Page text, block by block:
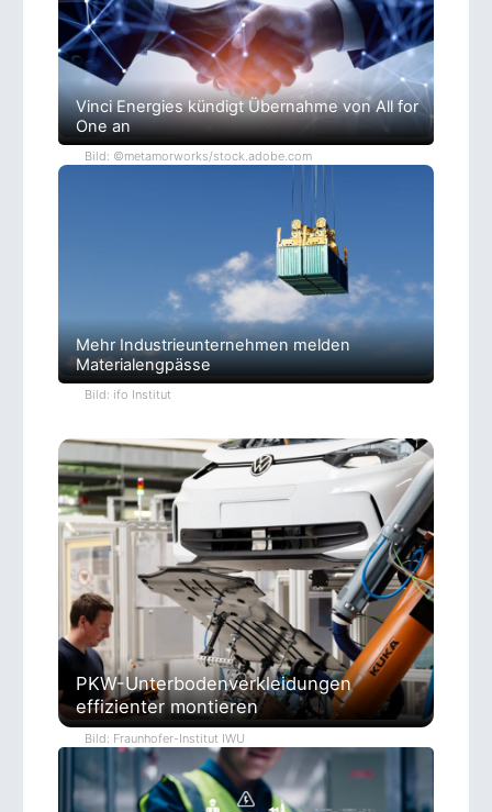
Vinci Energies kündigt Übernahme von All for
One an
Bild: ©metamorworks/stock.adobe.com
Mehr Industrieunternehmen melden
Materialengpässe
Bild: ifo Institut
PKW-Unterbodenverkleidungen
effizienter montieren
Bild: Fraunhofer-Institut IWU